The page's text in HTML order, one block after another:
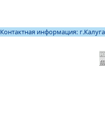
Контактная информация: